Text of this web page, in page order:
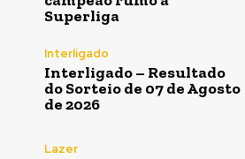
Superliga
Interligado
Interligado – Resultado
do Sorteio de 07 de Agosto
de 2026
Lazer